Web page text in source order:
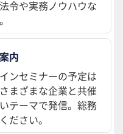
令や実務ノウハウな
内
ンセミナーの予定は
まざまな企業と共催
テーマで発信。総務
ださい。